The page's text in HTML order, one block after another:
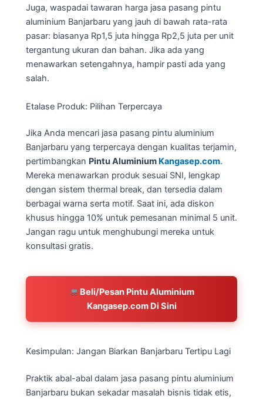
Juga, waspadai tawaran harga jasa pasang pintu
aluminium Banjarbaru yang jauh di bawah rata-rata
pasar: biasanya Rp1,5 juta hingga Rp2,5 juta per unit
tergantung ukuran dan bahan. Jika ada yang
menawarkan setengahnya, hampir pasti ada yang
salah.
Etalase Produk: Pilihan Terpercaya
Jika Anda mencari jasa pasang pintu aluminium
Banjarbaru yang terpercaya dengan kualitas terjamin,
pertimbangkan Pintu Aluminium Kangasep.com.
Mereka menawarkan produk sesuai SNI, lengkap
dengan sistem thermal break, dan tersedia dalam
berbagai warna serta motif. Saat ini, ada diskon
khusus hingga 10% untuk pemesanan minimal 5 unit.
Jangan ragu untuk menghubungi mereka untuk
konsultasi gratis.
Beli/Pesan Pintu Aluminium
Kangasep.com Di Sini
Kesimpulan: Jangan Biarkan Banjarbaru Tertipu Lagi
Praktik abal-abal dalam jasa pasang pintu aluminium
Banjarbaru bukan sekadar masalah bisnis tidak etis,